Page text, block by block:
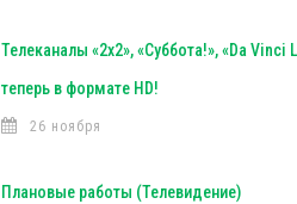
Телеканалы «2х2», «Суббота!», «Da Vinci
теперь в формате HD!
26 ноября
Плановые работы (Телевидение)